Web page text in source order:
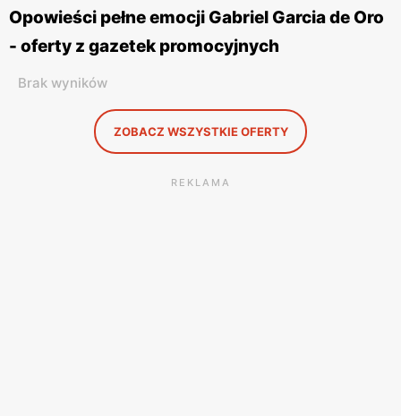
Opowieści pełne emocji Gabriel Garcia de Oro
- oferty z gazetek promocyjnych
Brak wyników
ZOBACZ WSZYSTKIE OFERTY
REKLAMA